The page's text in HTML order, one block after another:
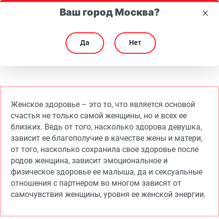
Женское здоровье и гигиена: как следить за собой и какие
Женское здоровье – это то, что является основой
счастья не только самой женщины, но и всех ее
близких. Ведь от того, насколько здорова девушка,
зависит ее благополучие в качестве жены и матери,
от того, насколько сохранила свое здоровье после
родов женщина, зависит эмоциональное и
физическое здоровье ее малыша, да и сексуальные
отношения с партнером во многом зависят от
самочувствия женщины, уровня ее женской энергии.
Ваш город Москва?
Да Нет